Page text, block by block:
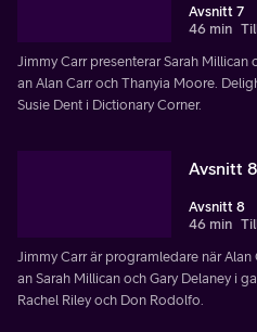
Avsnitt 7
46 min
Jimmy Carr presenterar Sarah
an Alan Carr och Thanyia Moore.
Susie Dent i Dictionary Corner.
Avsnitt 8
Avsnitt 8
46 min
Jimmy Carr är programledare när
an Sarah Millican och Gary Delaney i
Rachel Riley och Don Rodolfo.